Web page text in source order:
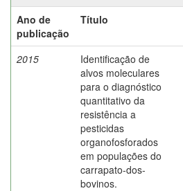
Ano de
publicação
Título
2015
Identificação de
alvos moleculares
para o diagnóstico
quantitativo da
resistência a
pesticidas
organofosforados
em populações do
carrapato-dos-
bovinos.